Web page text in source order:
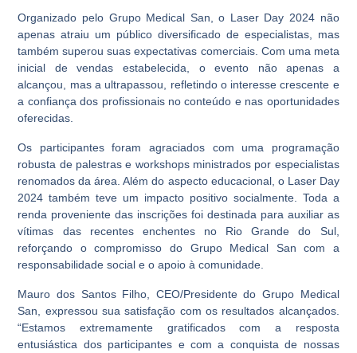
Organizado pelo Grupo Medical San, o Laser Day 2024 não
apenas atraiu um público diversificado de especialistas, mas
também superou suas expectativas comerciais. Com uma meta
inicial de vendas estabelecida, o evento não apenas a
alcançou, mas a ultrapassou, refletindo o interesse crescente e
a confiança dos profissionais no conteúdo e nas oportunidades
oferecidas.
Os participantes foram agraciados com uma programação
robusta de palestras e workshops ministrados por especialistas
renomados da área. Além do aspecto educacional, o Laser Day
2024 também teve um impacto positivo socialmente. Toda a
renda proveniente das inscrições foi destinada para auxiliar as
vítimas das recentes enchentes no Rio Grande do Sul,
reforçando o compromisso do Grupo Medical San com a
responsabilidade social e o apoio à comunidade.
Mauro dos Santos Filho, CEO/Presidente do Grupo Medical
San, expressou sua satisfação com os resultados alcançados.
“Estamos extremamente gratificados com a resposta
entusiástica dos participantes e com a conquista de nossas